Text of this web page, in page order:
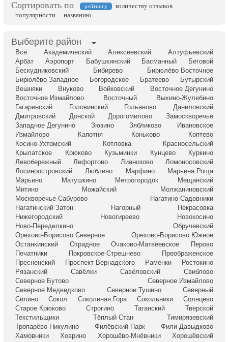
Сортировать по рейтингу
количеству отзывов
популярности
названию
Выберите район
Все Академический Алексеевский
Алтуфьевский
Арбат
Аэропорт Бабушкинский Басманный
Беговой
Бескудниковский
Бибирево
Бирюлёво Восточное
Бирюлёво Западное
Богородское Братеево
Бутырский
Вешняки
Внуково Войковский
Восточное Дегунино
Восточное Измайлово
Восточный
Выхино-Жулебино
Гагаринский
Головинский Гольяново
Даниловский
Дмитровский
Донской Дорогомилово
Замоскворечье
Западное Дегунино
Зюзино Зябликово
Ивановское
Измайлово
Капотня Коньково
Коптево
Косино-Ухтомский
Котловка
Красносельский
Крылатское
Крюково Кузьминки Кунцево
Куркино
Левобережный
Лефортово Лианозово
Ломоносовский
Лосиноостровский
Люблино Марфино
Марьина Роща
Марьино
Матушкино Метрогородок
Мещанский
Митино
Можайский
Молжаниновский
Москворечье-Сабурово
Нагатино-Садовники
Нагатинский Затон
Нагорный
Некрасовка
Нижегородский
Новогиреево
Новокосино
Ново-Переделкино
Обручевский
Орехово-Борисово Северное
Орехово-Борисово Южное
Останкинский
Отрадное Очаково-Матвеевское
Перово
Печатники
Покровское-Стрешнево
Преображенское
Пресненский
Проспект Вернадского Раменки
Ростокино
Рязанский
Савёлки Савёловский
Свиблово
Северное Бутово
Северное Измайлово
Северное Медведково
Северное Тушино
Северный
Силино
Сокол Соколиная Гора Сокольники
Солнцево
Старое Крюково
Строгино Таганский
Тверской
Текстильщики
Тёплый Стан
Тимирязевский
Тропарёво-Никулино
Филёвский Парк
Фили-Давыдково
Хамовники
Ховрино Хорошёво-Мнёвники
Хорошёвский